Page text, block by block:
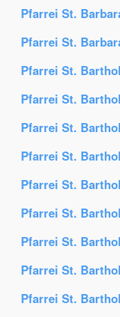
Pfarrei St.
Pfarrei St.
Pfarrei St.
Pfarrei St.
Pfarrei St.
Pfarrei St.
Pfarrei St.
Pfarrei St.
Pfarrei St.
Pfarrei St.
Pfarrei St.